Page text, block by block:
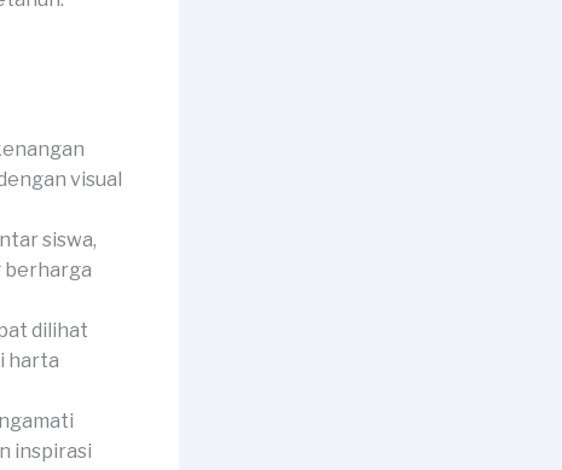
visual
siswa,
berharga
dilihat
harta
inspirasi